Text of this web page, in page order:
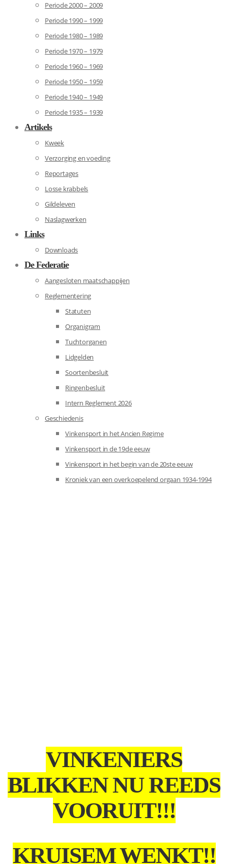
Periode 2000 – 2009
Periode 1990 – 1999
Periode 1980 – 1989
Periode 1970 – 1979
Periode 1960 – 1969
Periode 1950 – 1959
Periode 1940 – 1949
Periode 1935 – 1939
Artikels
Kweek
Verzorging en voeding
Reportages
Losse krabbels
Gildeleven
Naslagwerken
Links
Downloads
De Federatie
Aangesloten maatschappijen
Reglementering
Statuten
Organigram
Tuchtorganen
Lidgelden
Soortenbesluit
Ringenbesluit
Intern Reglement 2026
Geschiedenis
Vinkensport in het Ancien Regime
Vinkensport in de 19de eeuw
Vinkensport in het begin van de 20ste eeuw
Kroniek van een overkoepelend orgaan 1934-1994
VINKENIERS
BLIKKEN NU REEDS
VOORUIT!!!
KRUISEM WENKT!!